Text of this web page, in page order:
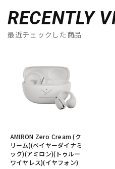
RECENTLY
最近チェックした商品
AMIRON Zero Cream (ク
リーム)(ベイヤーダイナミ
ック)(アミロン)(トゥルー
ワイヤレス)(イヤフォン)